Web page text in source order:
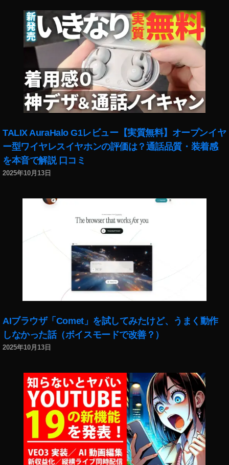
TALIX AuraHalo G1レビュー【実質無料】オープンイヤ
ー型ワイヤレスイヤホンの評価は？通話品質・装着感
を本音で解説 口コミ
2025年10月13日
AIブラウザ「Comet」を試してみたけど、うまく動作
しなかった話（ボイスモードで改善？）
2025年10月13日